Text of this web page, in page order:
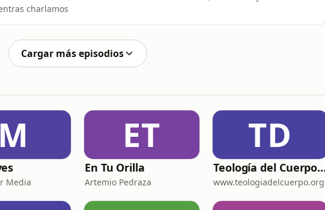
charlamos
Cargar más episodios
M
Media
ET
En Tu Orilla
Artemio Pedraza
TD
Teología del Cuerpo
www.teologiadelcuerpo.org